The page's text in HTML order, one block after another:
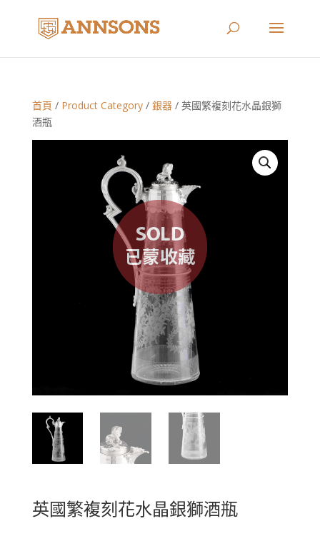
首頁 / Product Category/ 銀器/ 英國繁複刻花水晶銀獅
酒瓶
英國繁複刻花水晶銀獅酒瓶